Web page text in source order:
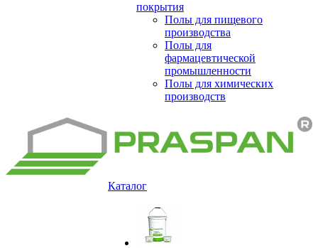
покрытия
Полы для пищевого
производства
Полы для
фармацевтической
промышленности
Полы для химических
производств
Каталог